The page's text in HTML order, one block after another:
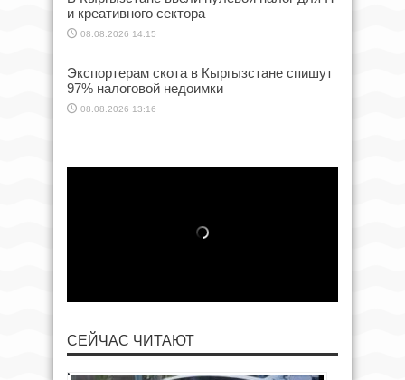
и креативного сектора
08.08.2026 14:15
Экспортерам скота в Кыргызстане спишут
97% налоговой недоимки
08.08.2026 13:16
СЕЙЧАС ЧИТАЮТ